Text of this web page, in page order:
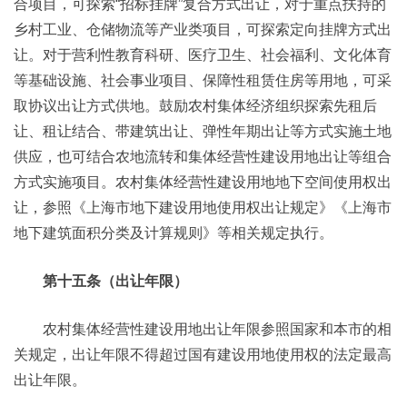
合项目，可探索“招标挂牌”复合方式出让，对于重点扶持的
乡村工业、仓储物流等产业类项目，可探索定向挂牌方式出
让。对于营利性教育科研、医疗卫生、社会福利、文化体育
等基础设施、社会事业项目、保障性租赁住房等用地，可采
取协议出让方式供地。鼓励农村集体经济组织探索先租后
让、租让结合、带建筑出让、弹性年期出让等方式实施土地
供应，也可结合农地流转和集体经营性建设用地出让等组合
方式实施项目。农村集体经营性建设用地地下空间使用权出
让，参照《上海市地下建设用地使用权出让规定》《上海市
地下建筑面积分类及计算规则》等相关规定执行。
第十五条（出让年限）
农村集体经营性建设用地出让年限参照国家和本市的相
关规定，出让年限不得超过国有建设用地使用权的法定最高
出让年限。